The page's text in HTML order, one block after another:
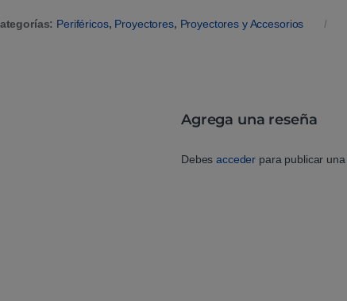
Periféricos, Proyectores, Proyectores y Accesorios
Agrega una reseña
Debesacceder para publicar